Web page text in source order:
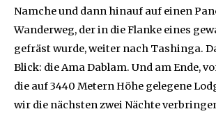
Namche und dann hinauf auf einen
Wanderweg, der in die Flanke eines
gefräst wurde, weiter nach Tashinga.
Blick: die Ama Dablam. Und am Ende,
die auf 3440 Metern Höhe gelegene
wir die nächsten zwei Nächte